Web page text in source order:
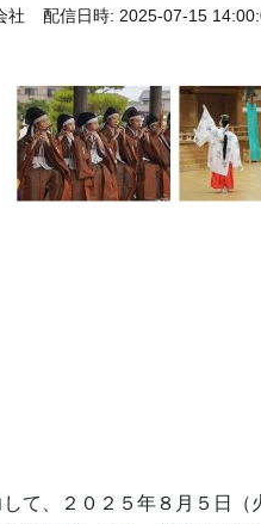
社 配信日時: 2025-07-15
て、２０２５年８月５日（